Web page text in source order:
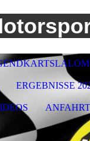
ERGEBNISSE
ANFAHRT